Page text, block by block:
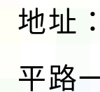
地址
平路